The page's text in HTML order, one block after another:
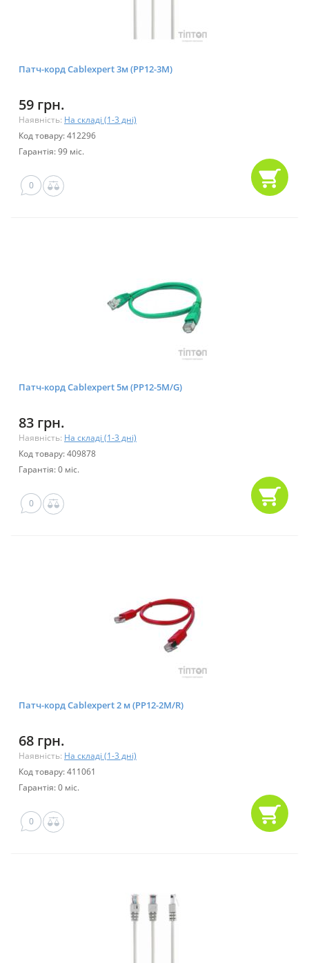
Патч-корд Cablexpert 3м (PP12-3M)
59 грн.
Наявність: На складі (1-3 дні)
Код товару: 412296
Гарантія: 99 міс.
0
Патч-корд Cablexpert 5м (PP12-5M/G)
83 грн.
Наявність: На складі (1-3 дні)
Код товару: 409878
Гарантія: 0 міс.
0
Патч-корд Cablexpert 2 м (PP12-2M/R)
68 грн.
Наявність: На складі (1-3 дні)
Код товару: 411061
Гарантія: 0 міс.
0